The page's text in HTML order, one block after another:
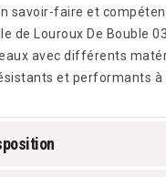
savoir-faire et
de Louroux De Bouble
avec différents
et performants à